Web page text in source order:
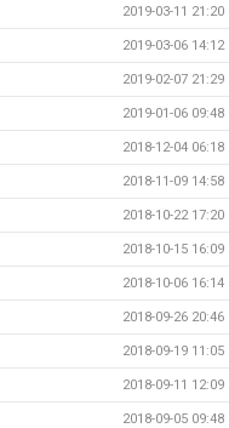
2019-03-11 21:20
2019-03-06 14:12
2019-02-07 21:29
2019-01-06 09:48
2018-12-04 06:18
2018-11-09 14:58
2018-10-22 17:20
2018-10-15 16:09
2018-10-06 16:14
2018-09-26 20:46
2018-09-19 11:05
2018-09-11 12:09
2018-09-05 09:48